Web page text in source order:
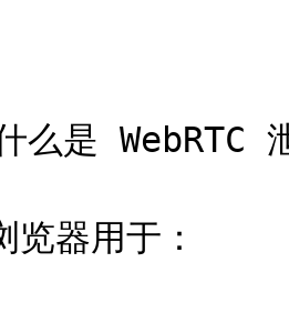
么是 WebRTC
览器用于：